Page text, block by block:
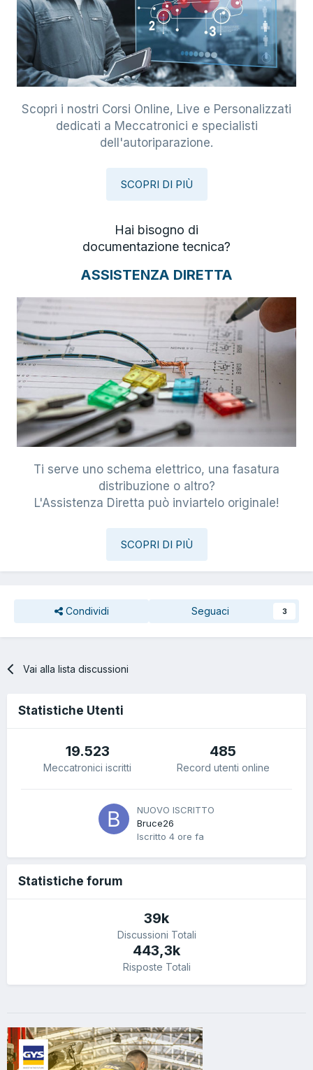
Scopri i nostri Corsi Online, Live e Personalizzati
dedicati a Meccatronici e specialisti
dell'autoriparazione.
SCOPRI DI PIÙ
Hai bisogno di
documentazione tecnica?
ASSISTENZA DIRETTA
Ti serve uno schema elettrico, una fasatura
distribuzione o altro?
L'Assistenza Diretta può inviartelo originale!
SCOPRI DI PIÙ
Condividi Seguaci 3
Vai alla lista discussioni
Statistiche Utenti
19.523
Meccatronici iscritti
485
Record utenti online
NUOVO ISCRITTO
Bruce26
Iscritto 4 ore fa
Statistiche forum
39k
Discussioni Totali
443,3k
Risposte Totali